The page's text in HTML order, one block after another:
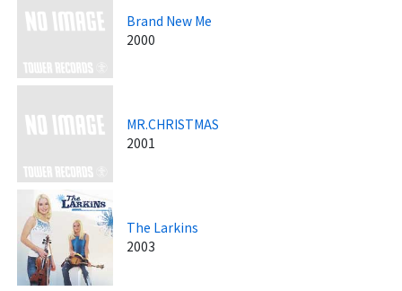
Brand New Me
2000
MR.CHRISTMAS
2001
The Larkins
2003